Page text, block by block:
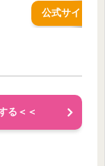
公式サイト
る ＜＜